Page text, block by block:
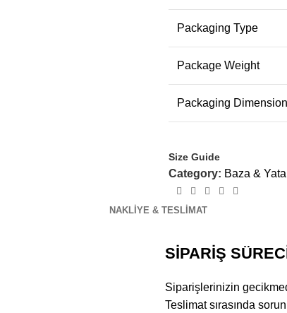
Packaging Type
Package Weight
Packaging
Size Guide
Category: Baza &
NAKLIYE & TESLIMAT
SİPARİŞ
Siparişlerinizin
Teslimat sırasında